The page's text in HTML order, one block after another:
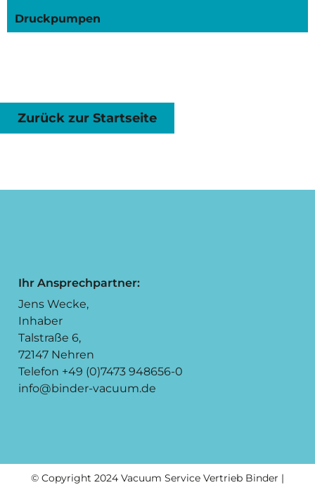
Druckpumpen
Zurück zur Startseite
Ihr Ansprechpartner:
Jens Wecke,
Inhaber
Talstraße 6,
72147 Nehren
Telefon +49 (0)7473 948656-0
info@binder-vacuum.de
© Copyright 2024 Vacuum Service Vertrieb Binder |